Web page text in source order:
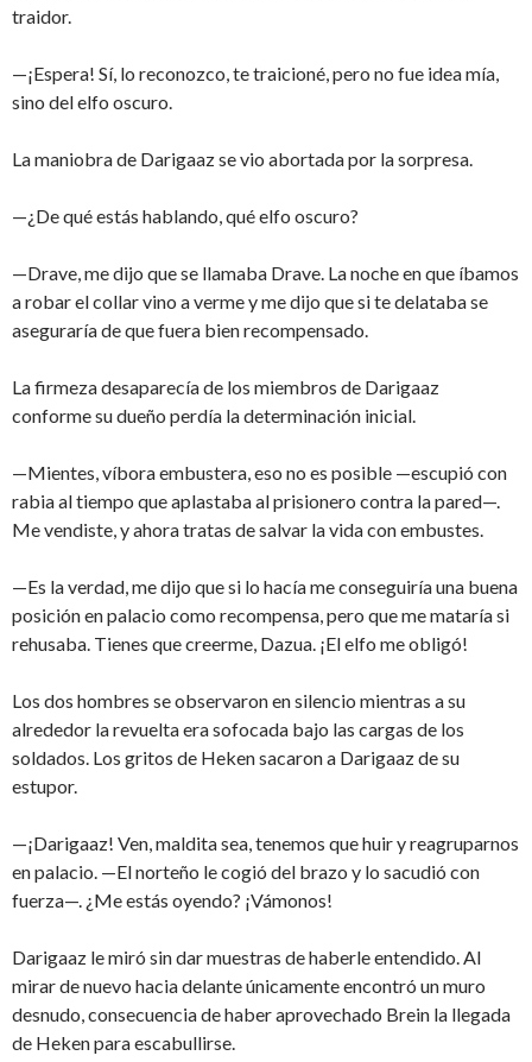
traidor.
—¡Espera! Sí, lo reconozco, te traicioné, pero no fue idea mía,
sino del elfo oscuro.
La maniobra de Darigaaz se vio abortada por la sorpresa.
—¿De qué estás hablando, qué elfo oscuro?
—Drave, me dijo que se llamaba Drave. La noche en que íbamos
a robar el collar vino a verme y me dijo que si te delataba se
aseguraría de que fuera bien recompensado.
La firmeza desaparecía de los miembros de Darigaaz
conforme su dueño perdía la determinación inicial.
—Mientes, víbora embustera, eso no es posible —escupió con
rabia al tiempo que aplastaba al prisionero contra la pared—.
Me vendiste, y ahora tratas de salvar la vida con embustes.
—Es la verdad, me dijo que si lo hacía me conseguiría una buena
posición en palacio como recompensa, pero que me mataría si
rehusaba. Tienes que creerme, Dazua. ¡El elfo me obligó!
Los dos hombres se observaron en silencio mientras a su
alrededor la revuelta era sofocada bajo las cargas de los
soldados. Los gritos de Heken sacaron a Darigaaz de su
estupor.
—¡Darigaaz! Ven, maldita sea, tenemos que huir y reagruparnos
en palacio. —El norteño le cogió del brazo y lo sacudió con
fuerza—. ¿Me estás oyendo? ¡Vámonos!
Darigaaz le miró sin dar muestras de haberle entendido. Al
mirar de nuevo hacia delante únicamente encontró un muro
desnudo, consecuencia de haber aprovechado Brein la llegada
de Heken para escabullirse.